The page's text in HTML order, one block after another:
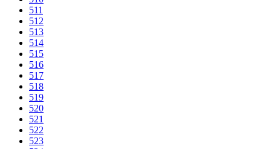
511
512
513
514
515
516
517
518
519
520
521
522
523